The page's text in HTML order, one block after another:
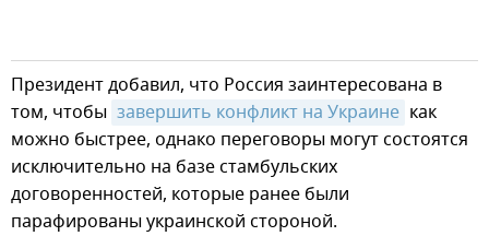
Президент добавил, что Россия заинтересована в
том, чтобы завершить конфликт на Украине как
можно быстрее, однако переговоры могут состоятся
исключительно на базе стамбульских
договоренностей, которые ранее были
парафированы украинской стороной.